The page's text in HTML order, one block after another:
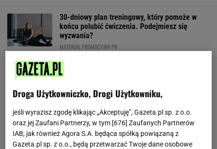
30-dniowy plan treningowy, który pomoże w
końcu polubić ćwiczenia. Podejmiesz się
wyzwania?
MATERIAŁ PROMOCYJNY PR
Droga Użytkowniczko, Drogi Użytkowniku,
jeśli wyrazisz zgodę klikając „Akceptuję”, Gazeta.pl sp. z o.o.
oraz jej Zaufani Partnerzy, w tym [676] Zaufanych Partnerów
IAB, jak również Agora S.A. będąca spółką powiązaną z
Gazeta.pl sp. z o.o., będą przetwarzać Twoje dane osobowe